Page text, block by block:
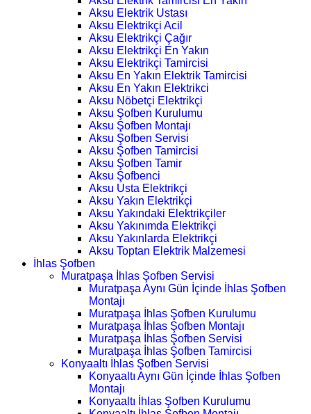
Aksu Elektrik Ustası
Aksu Elektrikçi Acil
Aksu Elektrikçi Çağır
Aksu Elektrikçi En Yakın
Aksu Elektrikçi Tamircisi
Aksu En Yakın Elektrik Tamircisi
Aksu En Yakın Elektrikci
Aksu Nöbetçi Elektrikçi
Aksu Şofben Kurulumu
Aksu Şofben Montajı
Aksu Şofben Servisi
Aksu Şofben Tamircisi
Aksu Şofben Tamir
Aksu Şofbenci
Aksu Usta Elektrikçi
Aksu Yakın Elektrikçi
Aksu Yakındaki Elektrikçiler
Aksu Yakınımda Elektrikçi
Aksu Yakınlarda Elektrikçi
Aksu Toptan Elektrik Malzemesi
İhlas Şofben
Muratpaşa İhlas Şofben Servisi
Muratpaşa Aynı Gün İçinde İhlas Şofben
Montajı
Muratpaşa İhlas Şofben Kurulumu
Muratpaşa İhlas Şofben Montajı
Muratpaşa İhlas Şofben Servisi
Muratpaşa İhlas Şofben Tamircisi
Konyaaltı İhlas Şofben Servisi
Konyaaltı Aynı Gün İçinde İhlas Şofben
Montajı
Konyaaltı İhlas Şofben Kurulumu